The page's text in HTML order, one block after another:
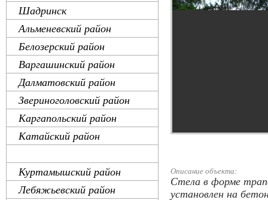
Шадринск
Альменевский район
Белозерский район
Варгашинский район
Далматовский район
Звериноголовский район
Каргапольский район
Катайский район
Куртамышский район
Лебяжьевский район
Описание объекта:
Стела в форме
установлен на